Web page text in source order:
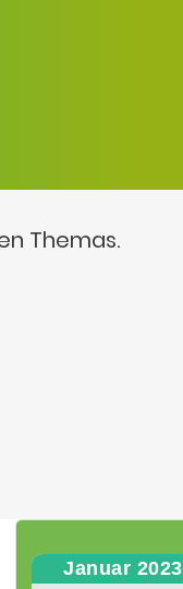
Themas.
Januar 2023